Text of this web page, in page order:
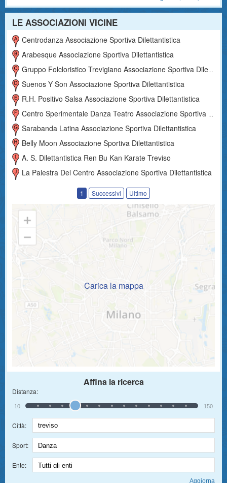
LE ASSOCIAZIONI VICINE
Centrodanza Associazione Sportiva Dilettantistica
Arabesque Associazione Sportiva Dilettantistica
Gruppo Folcloristico Trevigiano Associazione Sportiva Dilettantistica
Suenos Y Son Associazione Sportiva Dilettantistica
R.h. Positivo Salsa Associazione Sportiva Dilettantistica
Centro Sperimentale Danza Teatro Associazione Sportiva Dilettantistica
Sarabanda Latina Associazione Sportiva Dilettantistica
Belly Moon Associazione Sportiva Dilettantistica
A. S. Dilettantistica Ren Bu Kan Karate Treviso
La Palestra Del Centro Associazione Sportiva Dilettantistica
1 Successivi Ultimo
Carica la mappa
Affina la ricerca
Distanza:
10 150
Città:
Sport:
Ente: